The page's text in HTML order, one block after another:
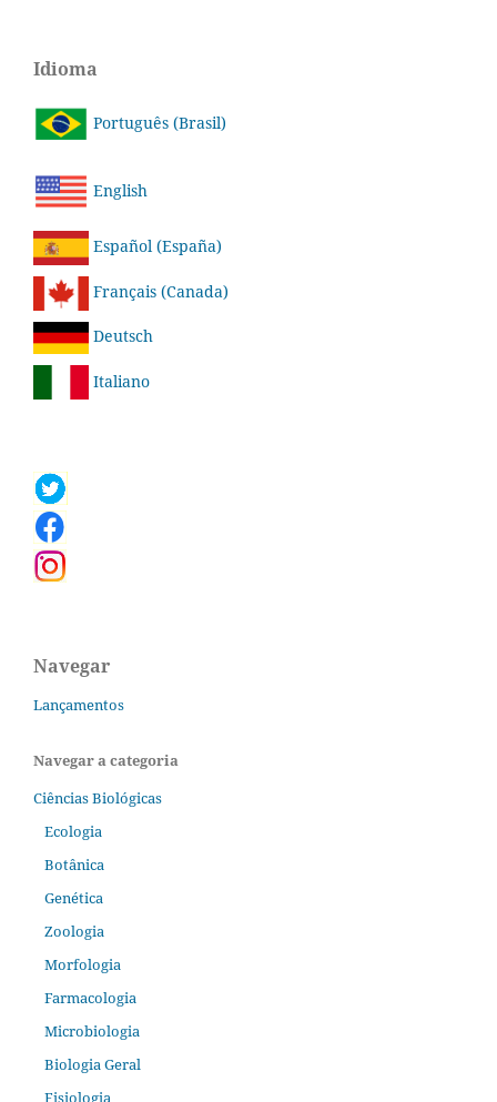
Idioma
Português (Brasil)
English
Español (España)
Français (Canada)
Deutsch
Italiano
Navegar
Lançamentos
Navegar a categoria
Ciências Biológicas
Ecologia
Botânica
Genética
Zoologia
Morfologia
Farmacologia
Microbiologia
Biologia Geral
Fisiologia